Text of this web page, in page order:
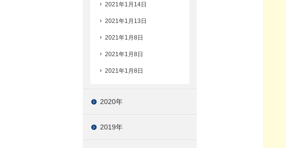
2021年1月14日
2021年1月13日
2021年1月8日
2021年1月8日
2021年1月8日
2020年
2019年